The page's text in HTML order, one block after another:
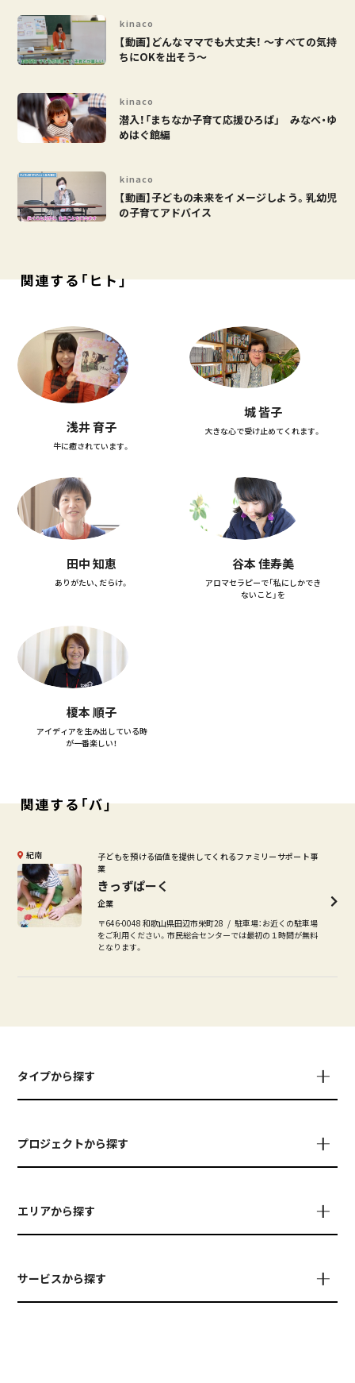
kinaco
【動画】どんなママでも大丈夫！ ～すべての気持
ちにOKを出そう～
kinaco
潜入！「まちなか子育て応援ひろば」 みなべ・ゆ
めはぐ館編
kinaco
【動画】子どもの未来をイメージしよう。乳幼児
の子育てアドバイス
関連する「ヒト」
浅井 育子
牛に癒されています。
城 皆子
大きな心で受け止めてくれます。
田中 知恵
ありがたい、だらけ。
谷本 佳寿美
アロマセラピーで「私にしかでき
ないこと」を
榎本 順子
アイディアを生み出している時
が一番楽しい！
関連する「バ」
紀南
子どもを預ける価値を提供してくれるファミリーサポート事
業
きっずぱーく
企業
〒646-0048 和歌山県田辺市栄町28
駐車場：お近くの駐車場
をご利用ください。市民総合センターでは最初の１時間が無料
となります。
タイプから探す
プロジェクトから探す
エリアから探す
サービスから探す